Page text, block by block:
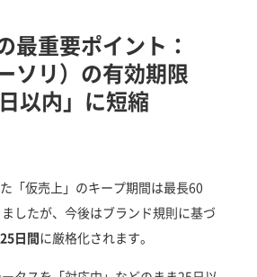
最重要ポイント：
ソリ）の有効期限
以内」に短縮
「仮売上」のキープ期間は最長60
したが、今後はブランド規則に基づ
日間 に厳格化されます。